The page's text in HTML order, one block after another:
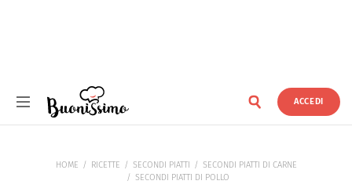
ACCEDI
HOME RICETTE SECONDI PIATTI
SECONDI PIATTI DI CARNE
SECONDI PIATTI DI POLLO